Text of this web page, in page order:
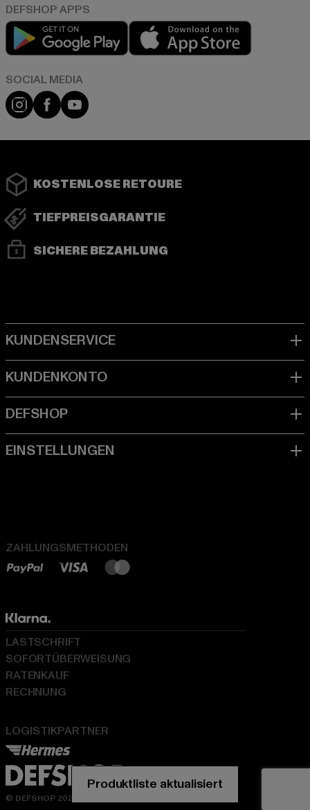
Play market
Instagram
FacebookYouTube
KOSTENLOSE RETOURE
TIEFPREISGARANTIE
SICHERE BEZAHLUNG
ZAHLUNGSMETHODEN
LOGISTIKPARTNER
LASTSCHRIFT
SOFORTÜBERWEISUNG
RATENKAUF
RECHNUNG
© DEFSHOP 2026. Alle Rechte vorbehalten